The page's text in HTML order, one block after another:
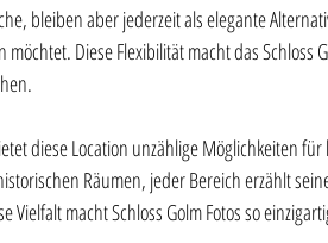
bleiben aber jederzeit als elegante
Diese Flexibilität macht das Schloss
diese Location unzählige Möglichkeiten
Räumen, jeder Bereich erzählt
macht Schloss Golm Fotos so